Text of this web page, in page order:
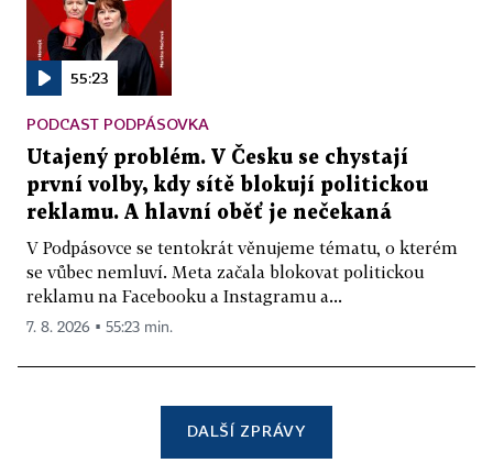
55:23
PODCAST PODPÁSOVKA
Utajený problém. V Česku se chystají
první volby, kdy sítě blokují politickou
reklamu. A hlavní oběť je nečekaná
V Podpásovce se tentokrát věnujeme tématu, o kterém
se vůbec nemluví. Meta začala blokovat politickou
reklamu na Facebooku a Instagramu a...
7. 8. 2026 ▪ 55:23 min.
DALŠÍ ZPRÁVY